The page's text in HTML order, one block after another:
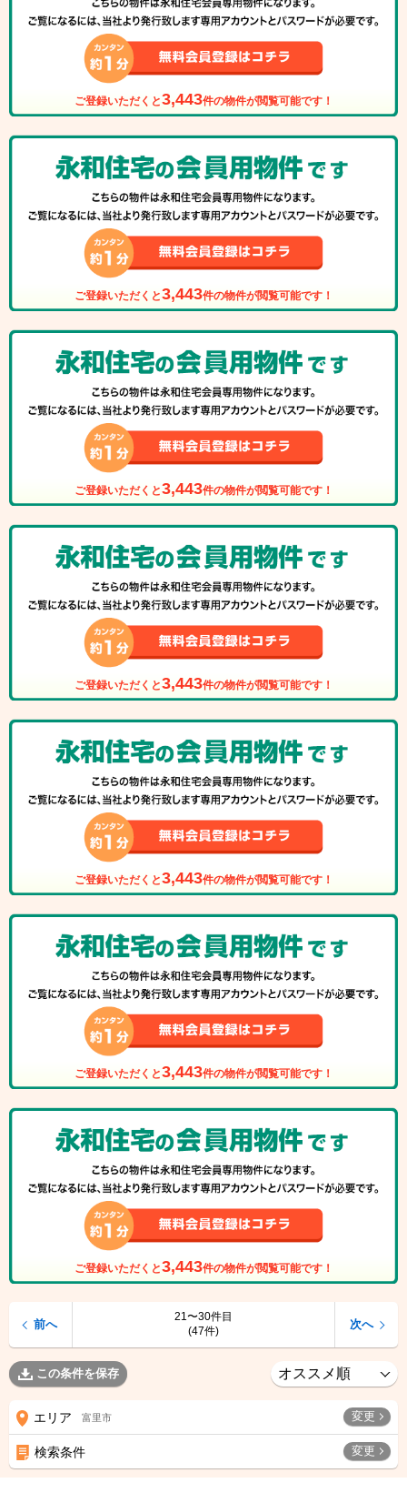
ご登録いただくと3,443件の物件が閲覧可能です！
ご登録いただくと3,443件の物件が閲覧可能です！
ご登録いただくと3,443件の物件が閲覧可能です！
ご登録いただくと3,443件の物件が閲覧可能です！
ご登録いただくと3,443件の物件が閲覧可能です！
ご登録いただくと3,443件の物件が閲覧可能です！
ご登録いただくと3,443件の物件が閲覧可能です！
21〜30件目
(47件)
前へ 次へ
この条件を保存
エリア 富里市 変更
検索条件 変更